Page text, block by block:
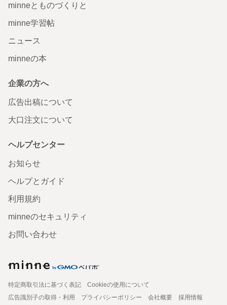
minneとものづくりと
minne学習帖
ニュース
minneの本
企業の方へ
広告出稿について
大口注文について
ヘルプセンター
お知らせ
ヘルプとガイド
利用規約
minneのセキュリティ
お問い合わせ
特定商取引法に基づく表記
Cookieの使用について
広告識別子の取得・利用
プライバシーポリシー 会社概要
採用情報